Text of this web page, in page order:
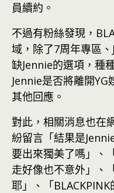
員續約。
不過有粉絲發現，
域，除了7周年專區
缺Jennie的選項，種
Jennie是否將離開YG
其他回應。
對此，相關消息也在
紛留言「結果是
要出來獨美了嗎」、
走好像也不意外」、
耶」、「